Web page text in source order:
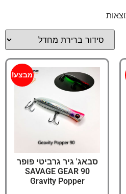
מבצע!
סבאג' גיר גרביטי פופר
90 SAVAGE GEAR
Gravity Popper